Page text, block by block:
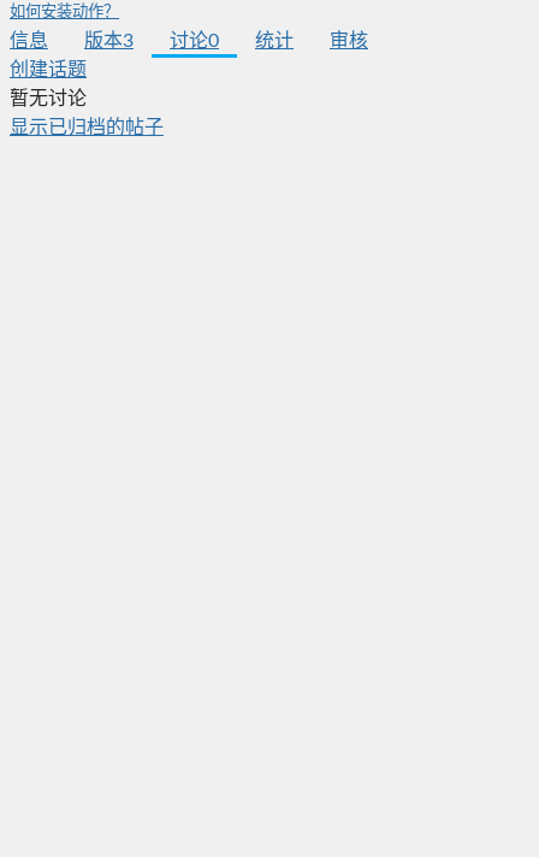
如何安装动作？
信息 版本3 讨论0 统计
审核
创建话题
暂无讨论
显示已归档的帖子